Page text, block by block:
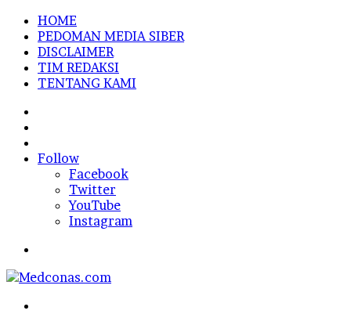
HOME
PEDOMAN MEDIA SIBER
DISCLAIMER
TIM REDAKSI
TENTANG KAMI
In
Follow
Facebook
Twitter
YouTube
Instagram